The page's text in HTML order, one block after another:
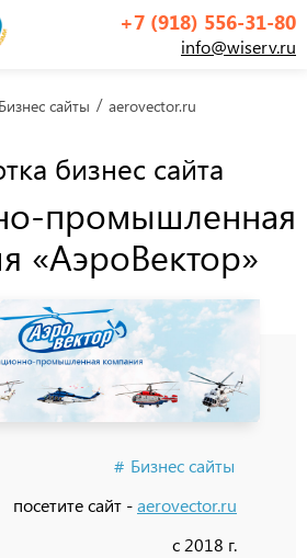
+7 (918) 556-31-80
info@wiserv.ru
Бизнес сайты aerovector.ru
бизнес сайта
промышленная
«АэроВектор»
Бизнес сайты
посетите сайт -aerovector.ru
с 2018 г.